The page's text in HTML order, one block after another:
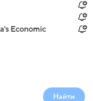
Economic
Найти